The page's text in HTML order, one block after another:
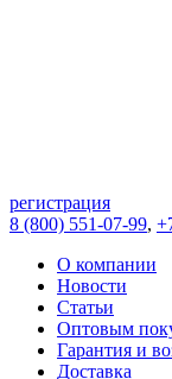
регистрация
8 (800) 551-07-99,
О компании
Новости
Статьи
Оптовым
Гарантия и
Доставка